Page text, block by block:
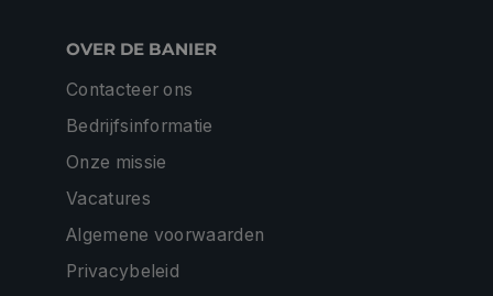
OVER DE BANIER
Contacteer ons
Bedrijfsinformatie
Onze missie
Vacatures
Algemene voorwaarden
Privacybeleid